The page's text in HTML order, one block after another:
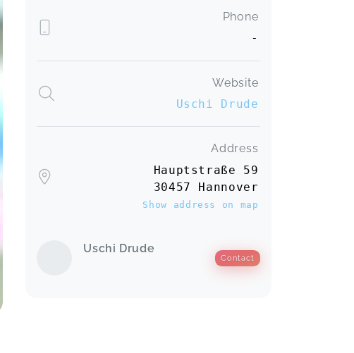
und nochmals vielen lieben Dank,
Andrea. 🤗
Andrea,Aug 07
Liebe Uschi, mir hat der Input gestern
gewählt wurde. Dadurch konnte ein
echter Austausch stattfinden. Ich
gute Anregungen mitnehmen und
meine Praxis. Gerne wieder! Mit dir!
Phone
-
Website
Uschi Drude
Address
Hauptstraße 59
30457 Hannover
Show address on map
Uschi Drude
Contact